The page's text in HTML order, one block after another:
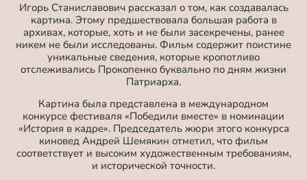
Игорь Станиславович рассказал о том, как создавалась
картина. Этому предшествовала большая работа в
архивах, которые, хоть и не были засекречены, ранее
никем не были исследованы. Фильм содержит поистине
уникальные сведения, которые кропотливо
отслеживались Прокопенко буквально по дням жизни
Патриарха.
Картина была представлена в международном
конкурсе фестиваля «Победили вместе» в номинации
«История в кадре». Председатель жюри этого конкурса
киновед Андрей Шемякин отметил, что фильм
соответствует и высоким художественным требованиям,
и исторической точности.